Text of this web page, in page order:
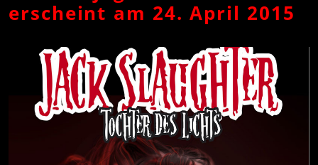
erscheint am 24. April 2015